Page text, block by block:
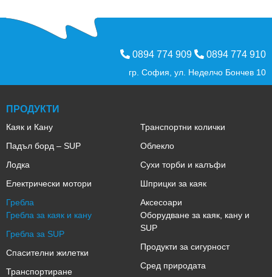
0894 774 909 0894 774 910
гр. София, ул. Неделчо Бончев 10
ПРОДУКТИ
Каяк и Кану
Падъл борд – SUP
Лодка
Електрически мотори
Гребла
Гребла за каяк и кану
Гребла за SUP
Спасителни жилетки
Транспортиране
Транспортни колички
Облекло
Сухи торби и калъфи
Шприцки за каяк
Аксесоари
Оборудване за каяк, кану и
SUP
Продукти за сигурност
Сред природата